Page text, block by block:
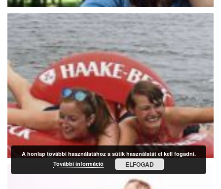
A honlap további használatához a sütik használatát el kell fogadni.
További információ
ELFOGAD